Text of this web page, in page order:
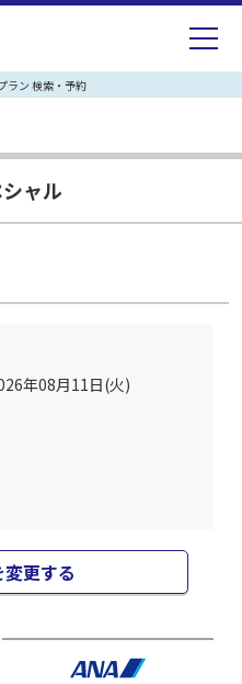
ラン 検索・予約
ャル
年08月11日(火)
更する